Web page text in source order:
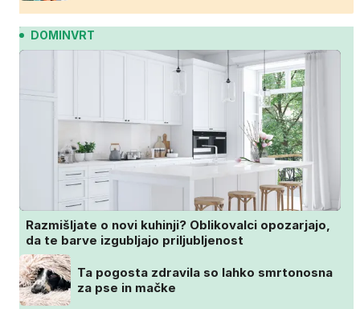
DOMINVRT
Razmišljate o novi kuhinji? Oblikovalci opozarjajo,
da te barve izgubljajo priljubljenost
Ta pogosta zdravila so lahko smrtonosna
za pse in mačke